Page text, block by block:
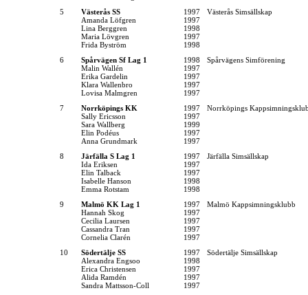
5
Västerås SS 1997
Västerås Simsällskap
Amanda Löfgren
1997
Lina Berggren
1998
Maria Lövgren
1997
Frida Byström
1998
6
Spårvägen Sf Lag 1 1998
Spårvägens Simförening
Malin Wallén
1997
Erika Gardelin
1997
Klara Wallenbro
1997
Lovisa Malmgren
1997
7
Norrköpings KK 1997
Norrköpings
Sally Ericsson
1997
Sara Wallberg
1999
Elin Podéus
1997
Anna Grundmark
1997
8
Järfälla S Lag 1 1997
Järfälla Simsällskap
Ida Eriksen
1997
Elin Talback
1997
Isabelle Hanson
1998
Emma Rotstam
1998
9
Malmö KK Lag 1 1997
Malmö Kappsimningsklubb
Hannah Skog
1997
Cecilia Laursen
1997
Cassandra Tran
1997
Cornelia Clarén
1997
10
Södertälje SS 1997
Södertälje Simsällskap
Alexandra Engsoo
1998
Erica Christensen
1997
Alida Ramdén
1997
Sandra Mattsson-Coll
1997